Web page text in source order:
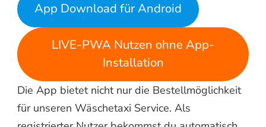
App Download für Android
LIVE-PWA Nutzen ohne App-
Installation
Die App bietet nicht nur die Bestellmöglichkeit
für unseren Wäschetaxi Service. Als